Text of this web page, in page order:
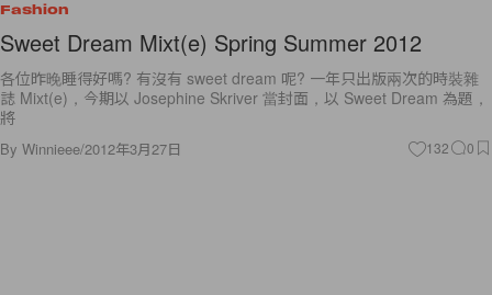
Fashion
Sweet Dream Mixt(e) Spring Summer 2012
各位昨晚睡得好嗎? 有沒有 sweet dream 呢? 一年只出版兩次的時裝雜
誌 Mixt(e)，今期以 Josephine Skriver 當封面，以 Sweet Dream 為題，
將
By Winnieee/2012年3月27日 132 0